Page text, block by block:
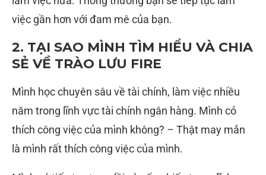
việc gần hơn với đam mê của bạn.
2. TẠI SAO MÌNH TÌM HIỂU VÀ CHIA
SẺ VỀ TRÀO LƯU FIRE
Mình học chuyên sâu về tài chính, làm việc nhiều
năm trong lĩnh vực tài chính ngân hàng. Mình có
thích công việc của mình không? – Thật may mắn
là mình rất thích công việc của mình.